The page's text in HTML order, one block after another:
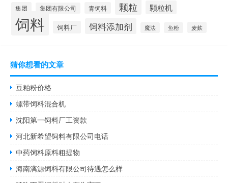
集团 集团有限公司 青饲料 颗粒 颗粒机
饲料 饲料厂 饲料添加剂 魔法 鱼粉 麦麸
猜你想看的文章
豆粕粉价格
螺带饲料混合机
沈阳第一饲料厂工资款
河北新希望饲料有限公司电话
中药饲料原料粗提物
海南漓源饲料有限公司待遇怎么样